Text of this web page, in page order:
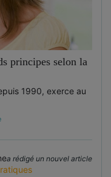
principes selon la
1990, exerce au
a rédigé un nouvel article